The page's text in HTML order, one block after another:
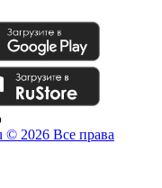
2026 Все права